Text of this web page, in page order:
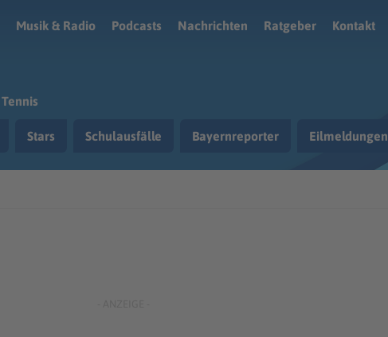
Musik & Radio Podcasts Nachrichten Ratgeber Kontakt
Tennis
Stars Schulausfälle Bayernreporter Eilmeldungen